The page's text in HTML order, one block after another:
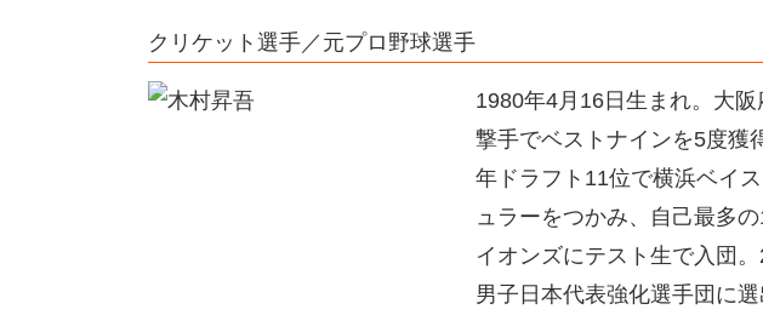
クリケット選手／元プロ野球選手
1980年4月16日生まれ。大
撃手でベストナインを5度獲
年ドラフト11位で横浜ベイ
ュラーをつかみ、自己最多
イオンズにテスト生で入団
男子日本代表強化選手団に